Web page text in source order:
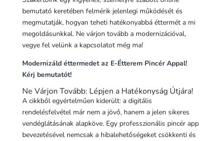
bemutató keretében felmérik jelenlegi működését és
megmutatják, hogyan teheti hatékonyabbá éttermét a mi
megoldásunkkal. Ne várjon tovább a modernizációval,
vegye fel velünk a kapcsolatot még ma!
Modernizáld éttermedet az E-Étterem Pincér Appal!
Kérj bemutatót!
Ne Várjon Tovább: Lépjen a Hatékonyság Útjára!
A cikkből egyértelműen kiderült: a digitális
rendelésfelvétel már nem a jövő, hanem a jelen sikeres
vendéglátásának alapköve. Egy professzionális pincér app
bevezetésével nemcsak a hibalehetőségeket csökkenti és